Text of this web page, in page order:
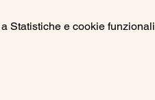
Statistiche e cookie